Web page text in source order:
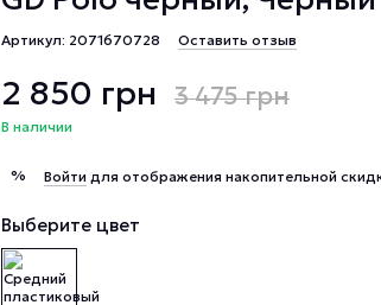
Артикул: 2071670728 Оставить отзыв
2 850 грн 3 475 грн
В наличии
% Войти для отображения накопительной
Выберите цвет